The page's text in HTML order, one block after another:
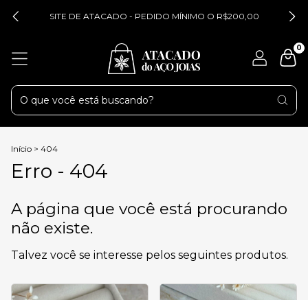
SITE DE ATACADO - PEDIDO MÍNIMO O R$200,00
0
Início > 404
Erro - 404
A página que você está procurando
não existe.
Talvez você se interesse pelos seguintes produtos.